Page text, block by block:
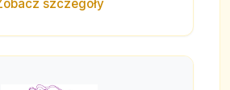
szczegóły